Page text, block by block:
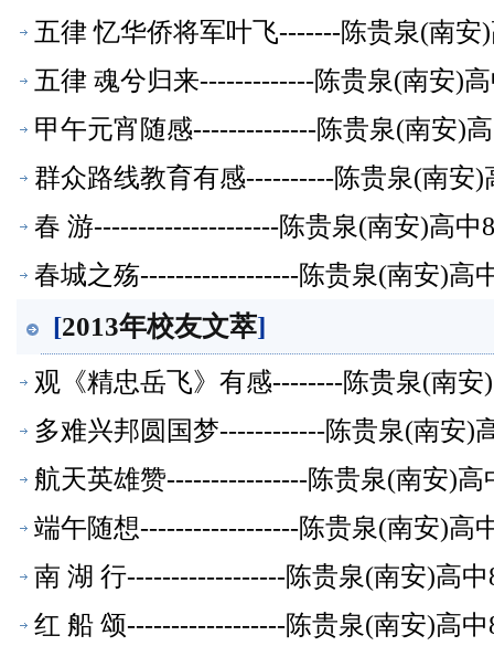
五律 忆华侨将军叶飞-------陈贵泉(南安
五律 魂兮归来-------------陈贵泉(南安)
甲午元宵随感--------------陈贵泉(南安)
群众路线教育有感----------陈贵泉(南安)
春 游---------------------陈贵泉(南安)高中
春城之殇------------------陈贵泉(南安)高
[2013年校友文萃]
观《精忠岳飞》有感--------陈贵泉(南安
多难兴邦圆国梦------------陈贵泉(南安)
航天英雄赞----------------陈贵泉(南安)高
端午随想------------------陈贵泉(南安)高
南 湖 行------------------陈贵泉(南安)高
红 船 颂------------------陈贵泉(南安)高